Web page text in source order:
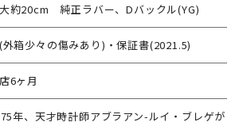
約20cm 純正ラバー、Dバックル(YG)
外箱少々の傷みあり)・保証書(2021.5)
6ヶ月
年、天才時計師アブラアン-ルイ・ブレゲが